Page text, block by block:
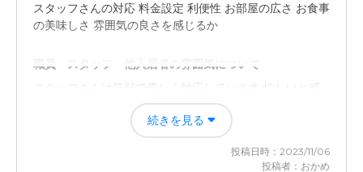
スタッフさんの対応 料金設定 利便性 お部屋の広さ お食事
の美味しさ 雰囲気の良さを感じるか
職員・スタッフ・他入居者の雰囲気について
スタッフさんは笑顔で優しく対応しています 忙しいと感
じることもありました 利用者さん 個性的な方もいるかな
清潔感ある 快適な空間がありました 設備が充実していま
続きを見る
投稿日時：2023/11/06
投稿者：おかめ